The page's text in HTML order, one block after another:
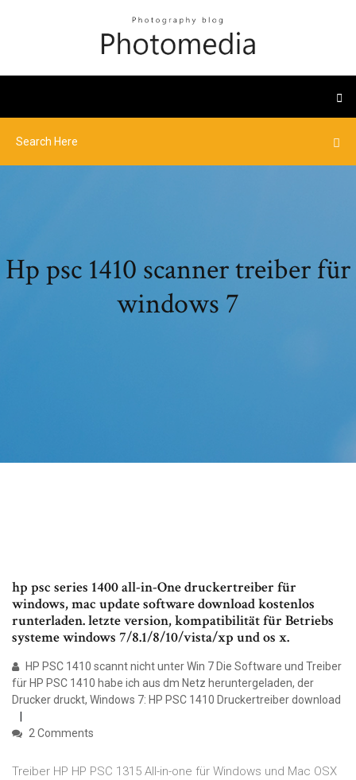
Hp psc 1410 scanner treiber für
windows 7
hp psc series 1400 all-in-One druckertreiber für
windows, mac update software download kostenlos
runterladen. letzte version, kompatibilität für Betriebs
systeme windows 7/8.1/8/10/vista/xp und os x.
HP PSC 1410 scannt nicht unter Win 7 Die Software und Treiber
für HP PSC 1410 habe ich aus dm Netz heruntergeladen, der
Drucker druckt, Windows 7: HP PSC 1410 Druckertreiber download
2 Comments
Treiber HP HP PSC 1315 All-in-one für Windows und Mac OSX